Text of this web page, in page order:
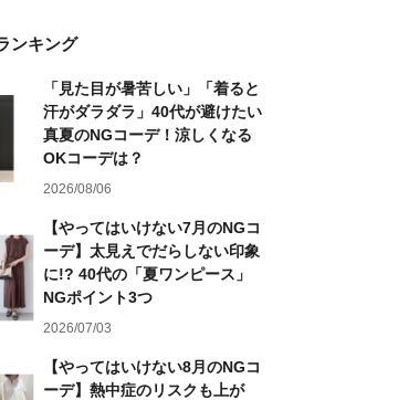
ンキング
「見た目が暑苦しい」「着ると
汗がダラダラ」40代が避けたい
真夏のNGコーデ！涼しくなる
OKコーデは？
2026/08/06
【やってはいけない7月のNGコ
ーデ】太見えでだらしない印象
に!? 40代の「夏ワンピース」
NGポイント3つ
2026/07/03
【やってはいけない8月のNGコ
ーデ】熱中症のリスクも上が